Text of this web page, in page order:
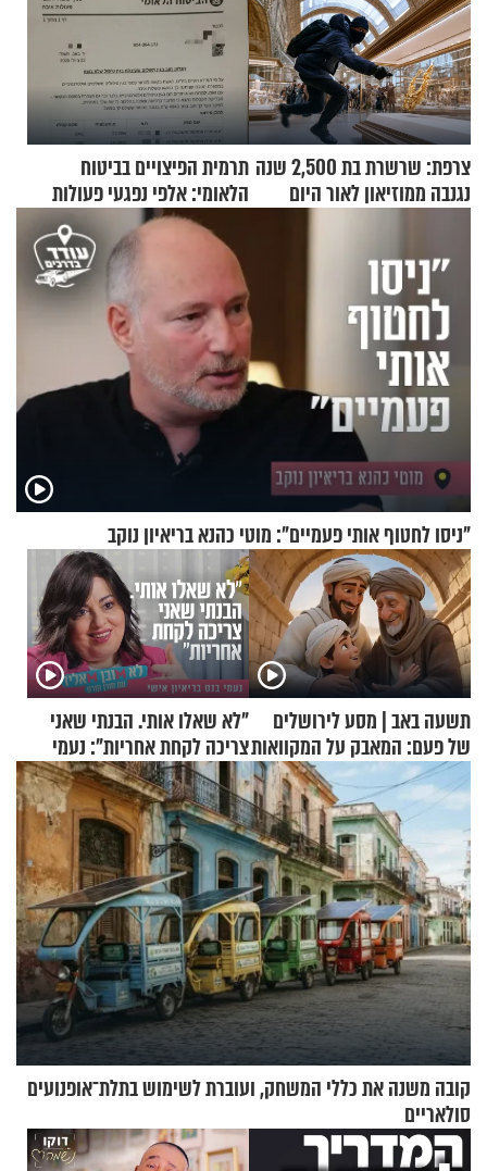
צרפת: שרשרת בת 2,500 שנה
נגנבה ממוזיאון לאור היום
תרמית הפיצויים בביטוח
הלאומי: אלפי נפגעי פעולות
איבה קיבלו כספים במירמה
"ניסו לחטוף אותי פעמיים": מוטי כהנא בריאיון נוקב
תשעה באב | מסע לירושלים
של פעם: המאבק על המקוואות
"לא שאלו אותי. הבנתי שאני
צריכה לקחת אחריות": נעמי
בנט בריאיון אישי
קובה משנה את כללי המשחק, ועוברת לשימוש בתלת־אופנועים
סולאריים